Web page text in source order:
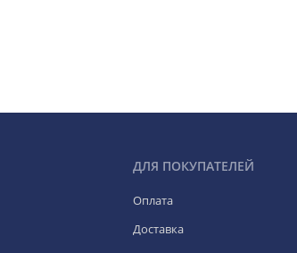
ДЛЯ ПОКУПАТЕЛЕЙ
Оплата
Доставка